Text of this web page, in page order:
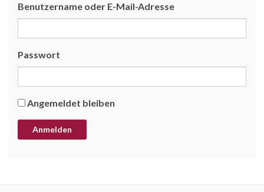
Benutzername oder E-Mail-Adresse
Passwort
Angemeldet bleiben